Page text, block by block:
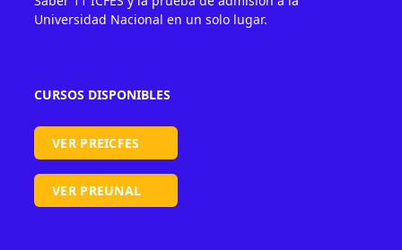
Universidad Nacional en un solo lugar.
CURSOS DISPONIBLES
VER PREICFES
VER PREUNAL